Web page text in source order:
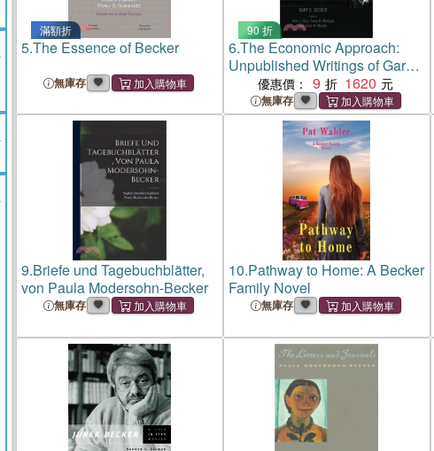
滿額折
5.The Essence of Becker
無庫存
90 折
6.The Economic Approach:
Unpublished Writings of Gary
S. Becker
優惠價： 9 1620
無庫存
9.Briefe und Tagebuchblätter,
von Paula Modersohn-Becker
無庫存
10.Pathway to Home: A Becker
Family Novel
無庫存